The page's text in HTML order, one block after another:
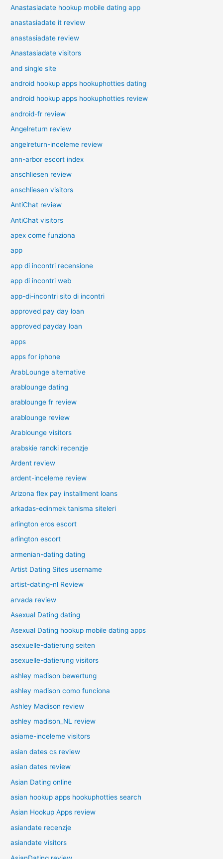
Anastasiadate hookup mobile dating app
anastasiadate it review
anastasiadate review
Anastasiadate visitors
and single site
android hookup apps hookuphotties dating
android hookup apps hookuphotties review
android-fr review
Angelreturn review
angelreturn-inceleme review
ann-arbor escort index
anschliesen review
anschliesen visitors
AntiChat review
AntiChat visitors
apex come funziona
app
app di incontri recensione
app di incontri web
app-di-incontri sito di incontri
approved pay day loan
approved payday loan
apps
apps for iphone
ArabLounge alternative
arablounge dating
arablounge fr review
arablounge review
Arablounge visitors
arabskie randki recenzje
Ardent review
ardent-inceleme review
Arizona flex pay installment loans
arkadas-edinmek tanisma siteleri
arlington eros escort
arlington escort
armenian-dating dating
Artist Dating Sites username
artist-dating-nl Review
arvada review
Asexual Dating dating
Asexual Dating hookup mobile dating apps
asexuelle-datierung seiten
asexuelle-datierung visitors
ashley madison bewertung
ashley madison como funciona
Ashley Madison review
ashley madison_NL review
asiame-inceleme visitors
asian dates cs review
asian dates review
Asian Dating online
asian hookup apps hookuphotties search
Asian Hookup Apps review
asiandate recenzje
asiandate visitors